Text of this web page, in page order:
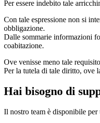
Per essere indebito tale
Con tale espressione non si
obbligazione.
Dalle sommarie informazioni
coabitazione.
Ove venisse meno tale
Per la tutela di tale diritto, ove
Hai bisogno di
Il nostro team è disponibile